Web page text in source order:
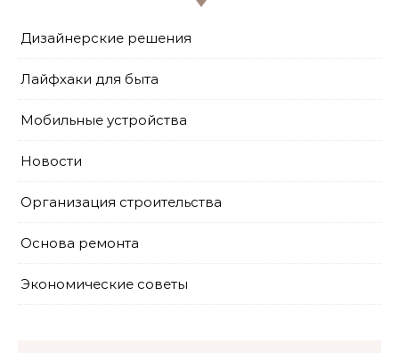
Дизайнерские решения
Лайфхаки для быта
Мобильные устройства
Новости
Организация строительства
Основа ремонта
Экономические советы